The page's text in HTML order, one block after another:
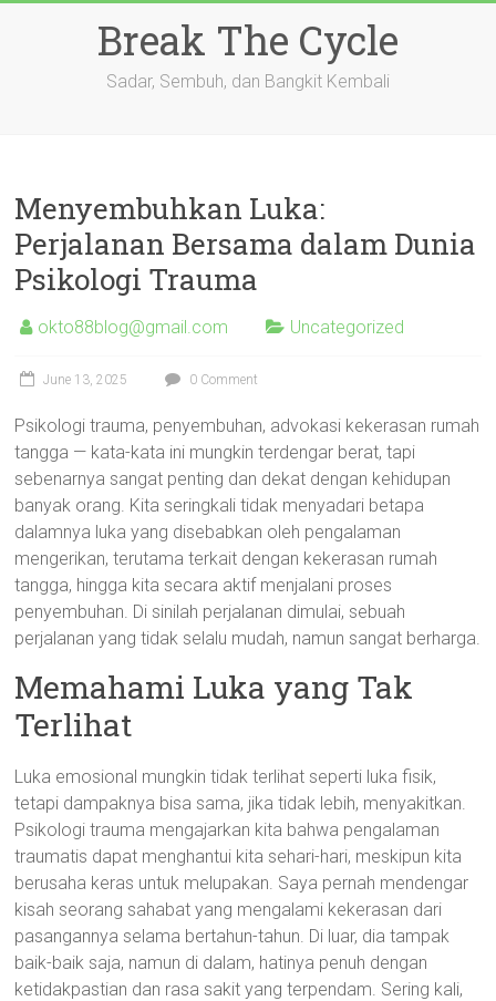
Break The Cycle
Sadar, Sembuh, dan Bangkit Kembali
Menyembuhkan Luka:
Perjalanan Bersama dalam Dunia
Psikologi Trauma
okto88blog@gmail.com Uncategorized
June 13, 2025 0 Comment
Psikologi trauma, penyembuhan, advokasi kekerasan rumah
tangga — kata-kata ini mungkin terdengar berat, tapi
sebenarnya sangat penting dan dekat dengan kehidupan
banyak orang. Kita seringkali tidak menyadari betapa
dalamnya luka yang disebabkan oleh pengalaman
mengerikan, terutama terkait dengan kekerasan rumah
tangga, hingga kita secara aktif menjalani proses
penyembuhan. Di sinilah perjalanan dimulai, sebuah
perjalanan yang tidak selalu mudah, namun sangat berharga.
Memahami Luka yang Tak
Terlihat
Luka emosional mungkin tidak terlihat seperti luka fisik,
tetapi dampaknya bisa sama, jika tidak lebih, menyakitkan.
Psikologi trauma mengajarkan kita bahwa pengalaman
traumatis dapat menghantui kita sehari-hari, meskipun kita
berusaha keras untuk melupakan. Saya pernah mendengar
kisah seorang sahabat yang mengalami kekerasan dari
pasangannya selama bertahun-tahun. Di luar, dia tampak
baik-baik saja, namun di dalam, hatinya penuh dengan
ketidakpastian dan rasa sakit yang terpendam. Sering kali,